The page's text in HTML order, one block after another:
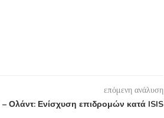
επόμενη ανάλυση
Ολάντ: Ενίσχυση επιδρομών κατά ISIS